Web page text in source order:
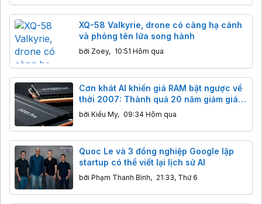
XQ-58 Valkyrie, drone có càng hạ cánh
và phóng tên lửa song hành
bởi Zoey, 10:51 Hôm qua
Cơn khát AI khiến giá RAM bật ngược về
thời 2007: Thành quả 20 năm giảm giá
"bốc hơi" chỉ sau vài tháng
bởi Kiều My, 09:34 Hôm qua
Quoc Le và 3 đồng nghiệp Google lập
startup có thể viết lại lịch sử AI
bởi Phạm Thanh Bình, 21:33, Thứ 6